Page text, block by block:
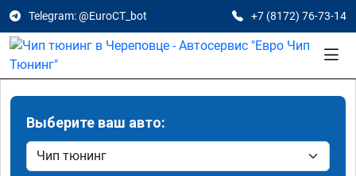
Telegram: @EuroCT_bot +7 (8172) 76-73-14
Выберите ваш авто: